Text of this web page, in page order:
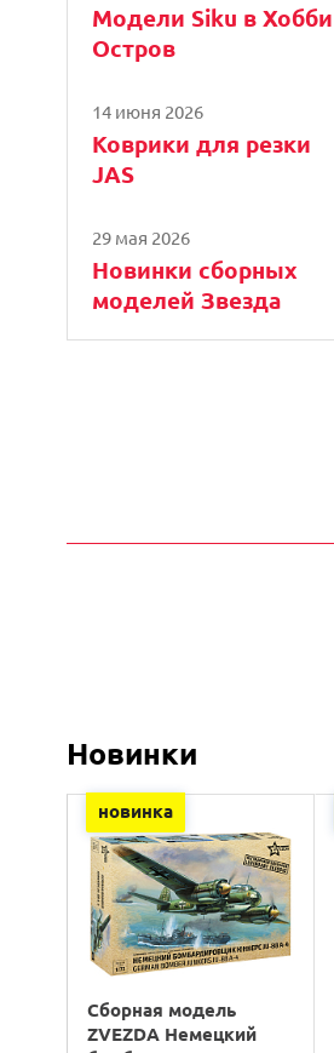
Модели Siku в Хобби
Остров
14 июня 2026
Коврики для резки
JAS
29 мая 2026
Новинки сборных
моделей Звезда
Новинки
новинка
Сборная модель
ZVEZDA Немецкий